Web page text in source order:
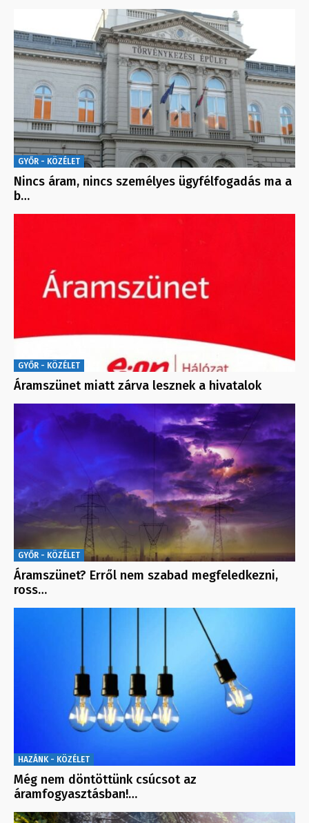
GYŐR - KÖZÉLET
Nincs áram, nincs személyes ügyfélfogadás ma a
b…
GYŐR - KÖZÉLET
Áramszünet miatt zárva lesznek a hivatalok
GYŐR - KÖZÉLET
Áramszünet? Erről nem szabad megfeledkezni,
ross…
HAZÁNK - KÖZÉLET
Még nem döntöttünk csúcsot az
áramfogyasztásban!…